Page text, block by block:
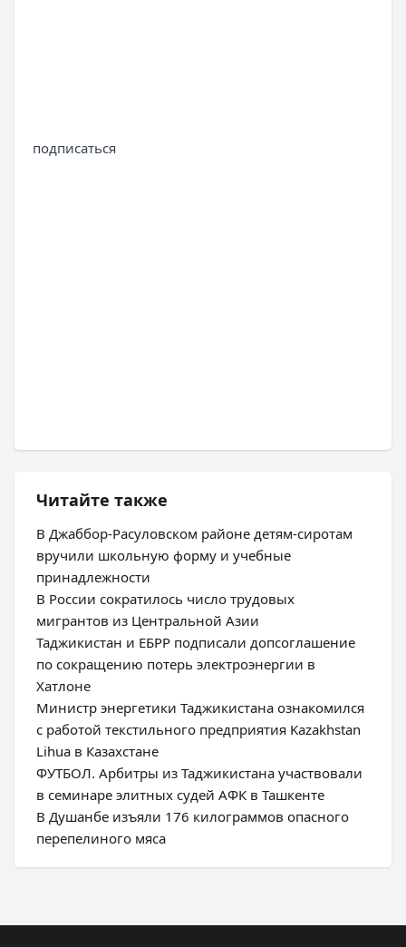
подписаться
Читайте также
В Джаббор-Расуловском районе детям-сиротам
вручили школьную форму и учебные
принадлежности
В России сократилось число трудовых
мигрантов из Центральной Азии
Таджикистан и ЕБРР подписали допсоглашение
по сокращению потерь электроэнергии в
Хатлоне
Министр энергетики Таджикистана ознакомился
с работой текстильного предприятия Kazakhstan
Lihua в Казахстане
ФУТБОЛ. Арбитры из Таджикистана участвовали
в семинаре элитных судей АФК в Ташкенте
В Душанбе изъяли 176 килограммов опасного
перепелиного мяса